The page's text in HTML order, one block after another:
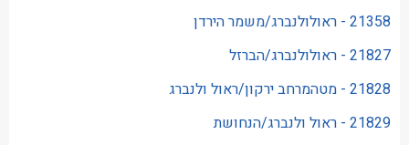
21358 - ראולולנברג/משמר הירדן
21827 - ראולולנברג/הברזל
21828 - מטהמרחב ירקון/ראול ולנברג
21829 - ראול ולנברג/הנחושת